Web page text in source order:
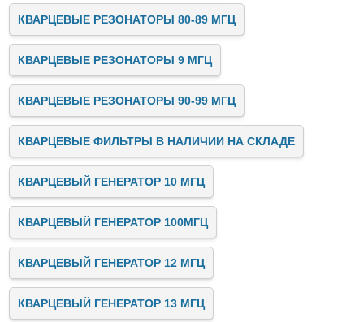
КВАРЦЕВЫЕ РЕЗОНАТОРЫ 80-89 МГЦ
КВАРЦЕВЫЕ РЕЗОНАТОРЫ 9 МГЦ
КВАРЦЕВЫЕ РЕЗОНАТОРЫ 90-99 МГЦ
КВАРЦЕВЫЕ ФИЛЬТРЫ В НАЛИЧИИ НА СКЛАДЕ
КВАРЦЕВЫЙ ГЕНЕРАТОР 10 МГЦ
КВАРЦЕВЫЙ ГЕНЕРАТОР 100МГЦ
КВАРЦЕВЫЙ ГЕНЕРАТОР 12 МГЦ
КВАРЦЕВЫЙ ГЕНЕРАТОР 13 МГЦ